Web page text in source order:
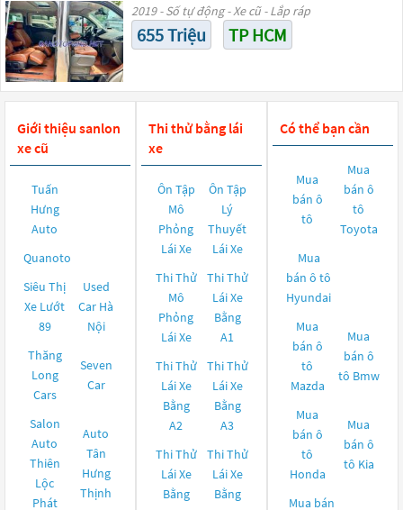
2019 - Số tự động - Xe cũ - Lắp ráp
655 Triệu TP HCM
Giới thiệu sanlon
xe cũ
Tuấn
Hưng
Auto
Quanoto
Siêu Thị
Xe Lướt
89
Used
Car Hà
Nội
Thăng
Long
Cars
Seven
Car
Salon
Auto
Thiên
Lộc
Phát
Auto
Tân
Hưng
Thịnh
Thi thử bằng lái
xe
Ôn Tập
Mô
Phỏng
Lái Xe
Ôn Tập
Lý
Thuyết
Lái Xe
Thi Thử
Mô
Phỏng
Lái Xe
Thi Thử
Lái Xe
Bằng
A1
Thi Thử
Lái Xe
Bằng
A2
Thi Thử
Lái Xe
Bằng
A3
Thi Thử
Lái Xe
Bằng
Thi Thử
Lái Xe
Bằng
Có thể bạn cần
Mua
bán ô
tô
Mua
bán ô
tô
Toyota
Mua
bán ô tô
Hyundai
Mua
bán ô
tô
Mazda
Mua
bán ô
tô Bmw
Mua
bán ô
tô
Honda
Mua
bán ô
tô Kia
Mua bán